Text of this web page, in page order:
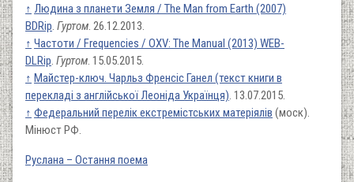
↑ Людина з планети Земля / The Man from Earth (2007)
BDRip. Гуртом. 26.12.2013.
↑ Частоти / Frequencies / OXV: The Manual (2013) WEB-
DLRip. Гуртом. 15.05.2015.
↑ Майстер-ключ. Чарльз Френсіс Ганел (текст книги в
перекладі з англійської Леоніда Українця). 13.07.2015.
↑ Федеральний перелік екстремістських матеріялів (моск).
Мінюст РФ.
Руслана – Остання поема